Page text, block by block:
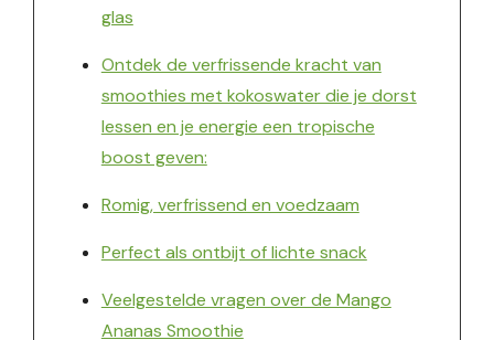
glas
Ontdek de verfrissende kracht van
smoothies met kokoswater die je dorst
lessen en je energie een tropische
boost geven:
Romig, verfrissend en voedzaam
Perfect als ontbijt of lichte snack
Veelgestelde vragen over de Mango
Ananas Smoothie